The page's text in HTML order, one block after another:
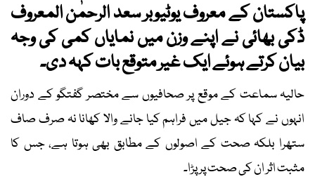
پاکستان کے معروف یوٹیوبر سعد الرحمٰن المعروف
ڈکی بھائی نے اپنے وزن میں نمایاں کمی کی وجہ
بیان کرتے ہوئے ایک غیر متوقع بات کہہ دی۔
حالیہ سماعت کے موقع پر صحافیوں سے مختصر گفتگو کے دوران
انہوں نے کہا کہ جیل میں فراہم کیا جانے والا کھانا نہ صرف صاف
ستھرا بلکہ صحت کے اصولوں کے مطابق بھی ہوتا ہے، جس کا
مثبت اثر ان کی صحت پر پڑا۔